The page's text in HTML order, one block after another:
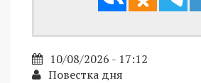
10/08/2026 - 17:12
Повестка дня